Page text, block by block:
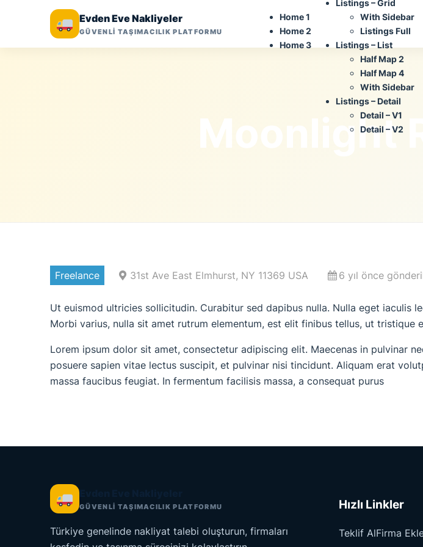
Evden Eve Nakliyeler
GÜVENLİ TAŞIMACILIK PLATFORMU
Home 1
Home 2
Home 3
Listings – Grid
With Sidebar
Listings Full
Listings – List
Half Map 2
Half Map 4
With Sidebar
Listings – Detail
Detail – V1
Detail – V2
Moonlight
Freelance 31st Ave East Elmhurst, NY 11369 USA 6 yıl önce
Ut euismod ultricies sollicitudin. Curabitur sed dapibus nulla. Nulla eget iaculis
Morbi varius, nulla sit amet rutrum elementum, est elit finibus tellus, ut tristique
Lorem ipsum dolor sit amet, consectetur adipiscing elit. Maecenas in pulvinar
posuere sapien vitae lectus suscipit, et pulvinar nisi tincidunt. Aliquam erat
massa faucibus feugiat. In fermentum facilisis massa, a consequat purus
GÜVENLİ TAŞIMACILIK PLATFORMU
Türkiye genelinde nakliyat talebi oluşturun, firmaları
Hızlı Linkler
Teklif AlFirma